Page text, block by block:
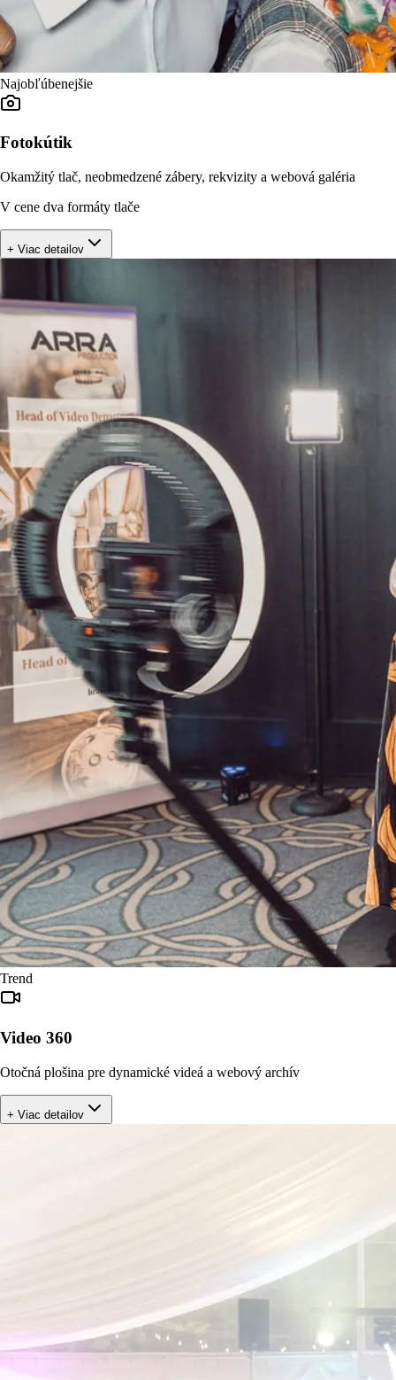
Najobľúbenejšie
Fotokútik
Okamžitý tlač, neobmedzené zábery, rekvizity a webová galéria
V cene dva formáty tlače
+ Viac detailov
Trend
Video 360
Otočná plošina pre dynamické videá a webový archív
+ Viac detailov